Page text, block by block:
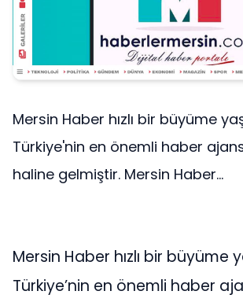
Mersin Haber hızlı bir büyüme
Türkiye'nin en önemli haber
haline gelmiştir. Mersin Haber...
Mersin Haber hızlı bir büyüme
Türkiye’nin en önemli haber